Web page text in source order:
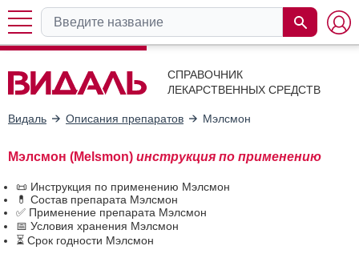
СПРАВОЧНИК
ЛЕКАРСТВЕННЫХ СРЕДСТВ
Видаль Описания препаратов Мэлсмон
Мэлсмон (Melsmon) инструкция по применению
📜 Инструкция по применению Мэлсмон
💊 Состав препарата Мэлсмон
✅ Применение препарата Мэлсмон
📅 Условия хранения Мэлсмон
⏳ Срок годности Мэлсмон